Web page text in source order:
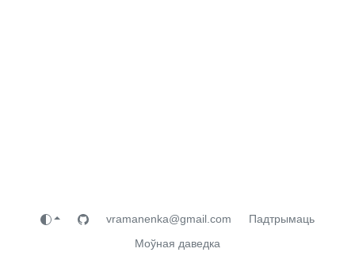
vramanenka@gmail.com
Падтрымаць
Моўная даведка